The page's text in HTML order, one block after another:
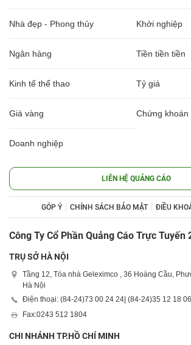
Nhà đẹp - Phong thủy Khởi nghiệp
Ngân hàng Tiền tiền tiền
Kinh tế thể thao Tỷ giá
Giá vàng Chứng khoán
Doanh nghiệp
LIÊN HỆ QUẢNG CÁO
GÓP Ý CHÍNH SÁCH BẢO MẬT ĐIỀU
Công Ty Cổ Phần Quảng Cáo Trực Tuyến
TRỤ SỞ HÀ NỘI
Tầng 12, Tòa nhà Geleximco , 36 Hoàng Cầu,
Hà Nội
Điện thoại: (84-24)73 00 24 24 | (84-24)35 12 18 06
Fax:0243 512 1804
CHI NHÁNH TP.HỒ CHÍ MINH